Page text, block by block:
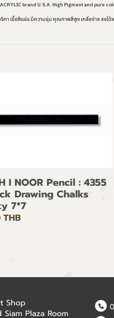
brand U.S.A. High Pigment and
า เนื้อสีแน่น มีความนุ่ม คุณภาพสีสูง เกลี่ยง่าย ลงไ
I NOOR Pencil : 4355
Drawing Chalks
7*7
Shop
Siam Plaza Room